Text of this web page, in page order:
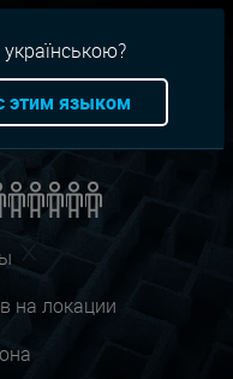
на локации
этим языком